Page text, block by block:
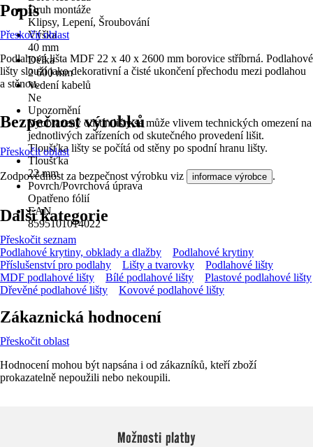
Druh montáže
Klipsy, Lepení, Šroubování
Výška
40 mm
Délka
2 600 mm
Vedení kabelů
Ne
Upozornění
Vyobrazený odstín lišty se může vlivem technických omezení na
jednotlivých zařízeních od skutečného provedení lišit.
Tloušťka lišty se počítá od stěny po spodní hranu lišty.
Tloušťka
22 mm
Povrch/Povrchová úprava
Opatřeno fólií
EAN
8595101014022
Popis
Přeskočit oblast
Podlahová lišta MDF 22 x 40 x 2600 mm borovice stříbrná. Podlahové
lišty slouží jako dekorativní a čisté ukončení přechodu mezi podlahou
a stěnou.
Bezpečnost výrobků
Přeskočit oblast
Zodpovědnost za bezpečnost výrobku viz informace výrobce .
Další kategorie
Přeskočit seznam
Podlahové krytiny, obklady a dlažby
Podlahové krytiny
Příslušenství pro podlahy
Lišty a tvarovky
Podlahové lišty
MDF podlahové lišty
Bílé podlahové lišty
Plastové podlahové lišty
Dřevěné podlahové lišty
Kovové podlahové lišty
Zákaznická hodnocení
Přeskočit oblast
Hodnocení mohou být napsána i od zákazníků, kteří zboží
prokazatelně nepoužili nebo nekoupili.
Možnosti platby